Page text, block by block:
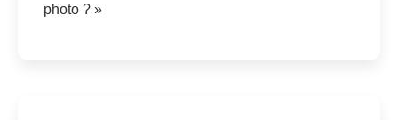
photo ? »